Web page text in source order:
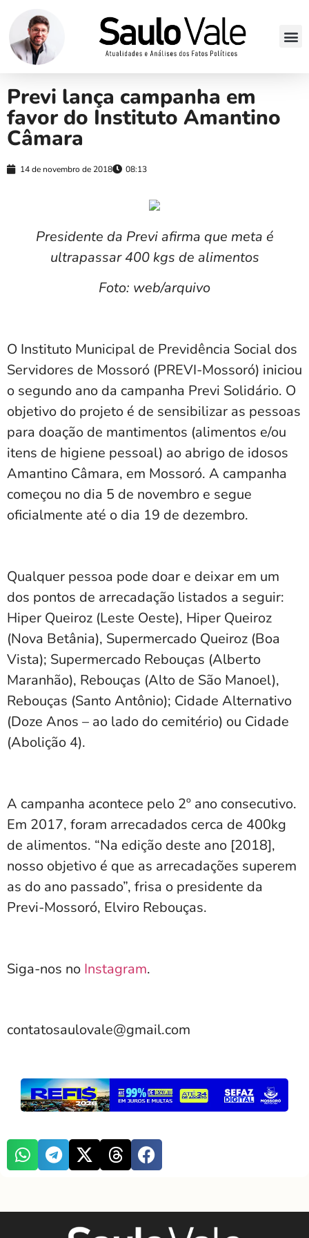
Previ lança campanha em
favor do Instituto Amantino
Câmara
14 de novembro de 2018 08:13
Presidente da Previ afirma que meta é
ultrapassar 400 kgs de alimentos
Foto: web/arquivo
O Instituto Municipal de Previdência Social dos
Servidores de Mossoró (PREVI-Mossoró) iniciou
o segundo ano da campanha Previ Solidário. O
objetivo do projeto é de sensibilizar as pessoas
para doação de mantimentos (alimentos e/ou
itens de higiene pessoal) ao abrigo de idosos
Amantino Câmara, em Mossoró. A campanha
começou no dia 5 de novembro e segue
oficialmente até o dia 19 de dezembro.
Qualquer pessoa pode doar e deixar em um
dos pontos de arrecadação listados a seguir:
Hiper Queiroz (Leste Oeste), Hiper Queiroz
(Nova Betânia), Supermercado Queiroz (Boa
Vista); Supermercado Rebouças (Alberto
Maranhão), Rebouças (Alto de São Manoel),
Rebouças (Santo Antônio); Cidade Alternativo
(Doze Anos – ao lado do cemitério) ou Cidade
(Abolição 4).
A campanha acontece pelo 2º ano consecutivo.
Em 2017, foram arrecadados cerca de 400kg
de alimentos. “Na edição deste ano [2018],
nosso objetivo é que as arrecadações superem
as do ano passado”, frisa o presidente da
Previ-Mossoró, Elviro Rebouças.
Siga-nos no Instagram.
contatosaulovale@gmail.com